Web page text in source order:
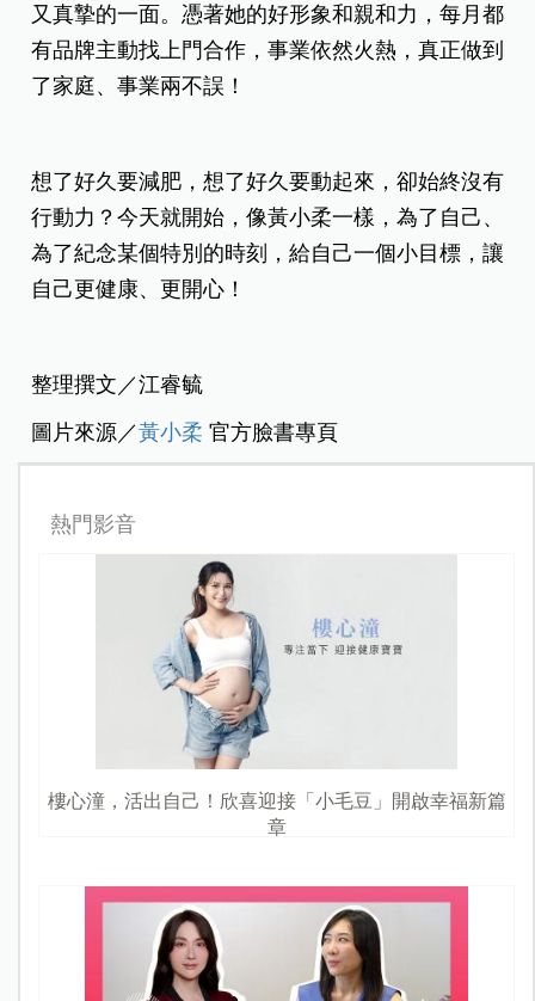
又真摯的一面。憑著她的好形象和親和力，每月都
有品牌主動找上門合作，事業依然火熱，真正做到
了家庭、事業兩不誤！
想了好久要減肥，想了好久要動起來，卻始終沒有
行動力？今天就開始，像黃小柔一樣，為了自己、
為了紀念某個特別的時刻，給自己一個小目標，讓
自己更健康、更開心！
整理撰文／江睿毓
圖片來源／黃小柔官方臉書專頁
熱門影音
樓心潼，活出自己！欣喜迎接「小毛豆」開啟幸福新篇
章